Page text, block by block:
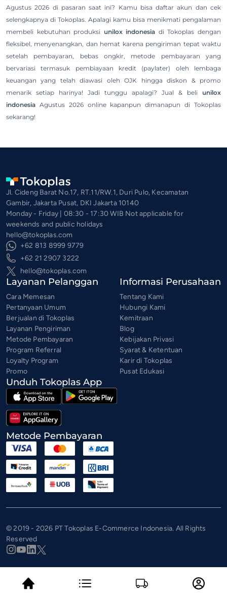
Agustus 2026 di pasaran saat ini? Kamu bisa daftar akun dan cek
selengkapnya di Tokoplas. Apalagi kamu bisa menikmati pengalaman
membeli kebutuhan produksi unilox indonesia di Tokoplas dengan
fleksibel, menyenangkan, dan hemat karena pengiriman tepat waktu
setelah pembayaran, bebas ongkir, metode pembayaran yang
bervariasi termasuk pembiayaan kredit (paylater) oleh lembaga
keuangan yang telah diawasi oleh OJK hingga diskon & promo
menarik setiap harinya! Jadi tunggu apalagi? Jual & beli unilox
indonesia Agustus 2026 online kapanpun dimanapun di Tokoplas
sekarang!
Jl. Cideng Barat No.17, RT.11/RW.1, Duri Pulo, Kecamatan
Gambir, Jakarta Pusat, DKI Jakarta 10140
Monday - Friday | 08:30 - 17:30 WIB Not applicable for
weekends and public holidays
hello@tokoplas.com
+62 813 8999 9779
+62 21 2907 3222
hello@tokoplas.com
Layanan Pelanggan
Cara Memesan
Pertanyaan Umum
Berjualan di Tokoplas
Layanan Pengiriman
Metode Pembayaran
Program Referral
Loyalty Program
Promo
Informasi Perusahaan
Tentang Kami
Hubungi Kami
Kemitraan
Blog
Kebijakan Privasi
Syarat & Ketentuan
Karir di Tokoplas
Pusat Edukasi
Unduh Tokoplas App
Metode Pembayaran
© 2019 - 2026 PT Tokoplas E-Commerce Indonesia. All Rights
Reserved